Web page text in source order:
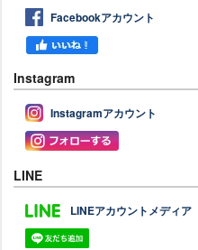
Facebookアカウント
Instagram
Instagramアカウント
LINE
LINEアカウントメディア